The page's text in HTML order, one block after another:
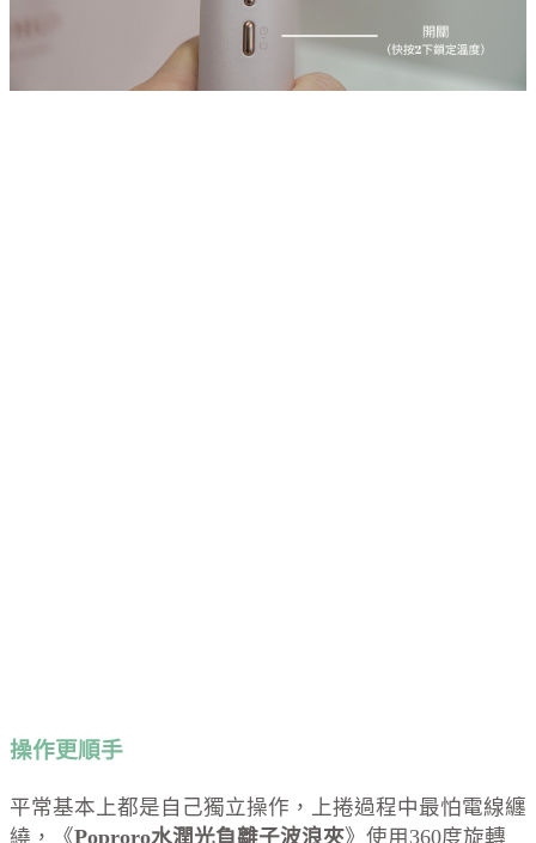
操作更順手
平常基本上都是自己獨立操作，上捲過程中最怕電線纏
繞，《Poproro水潤光負離子波浪夾》使用360度旋轉